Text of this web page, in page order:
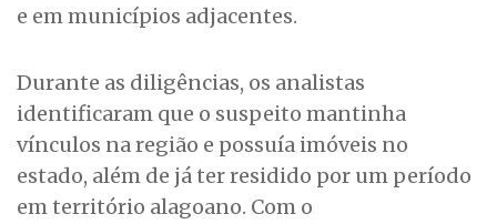
e em municípios adjacentes.
Durante as diligências, os analistas
identificaram que o suspeito mantinha
vínculos na região e possuía imóveis no
estado, além de já ter residido por um período
em território alagoano. Com o